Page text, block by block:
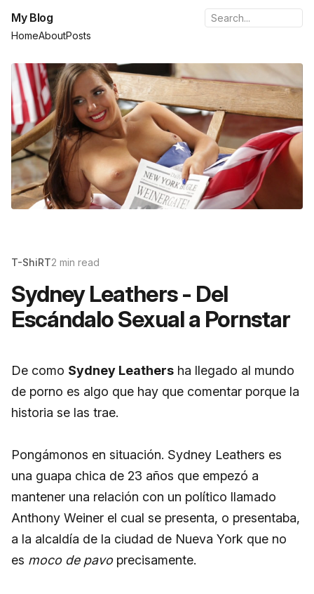
My Blog
HomeAboutPosts
T-ShiRT2 min read
Sydney Leathers - Del
Escándalo Sexual a Pornstar
De como Sydney Leathers ha llegado al mundo
de porno es algo que hay que comentar porque la
historia se las trae.
Pongámonos en situación. Sydney Leathers es
una guapa chica de 23 años que empezó a
mantener una relación con un político llamado
Anthony Weiner el cual se presenta, o presentaba,
a la alcaldía de la ciudad de Nueva York que no
es moco de pavoprecisamente.